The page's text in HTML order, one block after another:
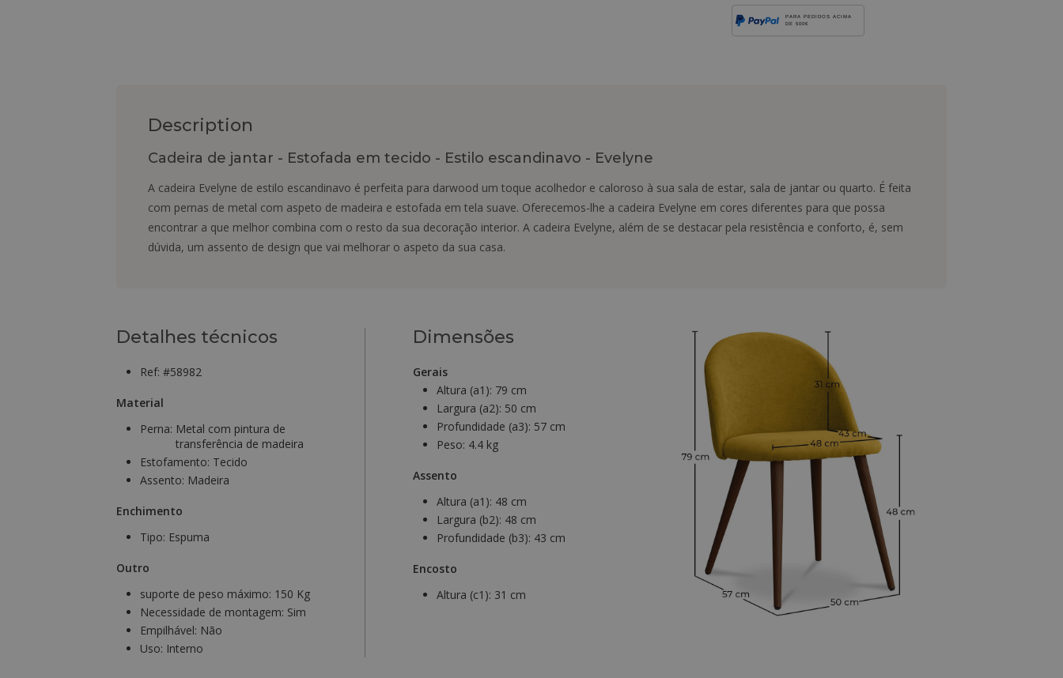
PARA PEDIDOS ACIMA
DE 500€
Description
Cadeira de jantar - Estofada em tecido - Estilo escandinavo - Evelyne
A cadeira Evelyne de estilo escandinavo é perfeita para darwood um toque acolhedor e caloroso à sua sala de estar, sala de jantar ou quarto. É feita
com pernas de metal com aspeto de madeira e estofada em tela suave. Oferecemos-lhe a cadeira Evelyne em cores diferentes para que possa
encontrar a que melhor combina com o resto da sua decoração interior. A cadeira Evelyne, além de se destacar pela resistência e conforto, é, sem
dúvida, um assento de design que vai melhorar o aspeto da sua casa.
Detalhes técnicos
Ref: #58982
Material
Perna: Metal com pintura de
transferência de madeira
Estofamento: Tecido
Assento: Madeira
Enchimento
Tipo: Espuma
Outro
suporte de peso máximo: 150 Kg
Necessidade de montagem: Sim
Empilhável: Não
Uso: Interno
Dimensões
Gerais
Altura (a1): 79 cm
Largura (a2): 50 cm
Profundidade (a3): 57 cm
Peso: 4.4 kg
Assento
Altura (a1): 48 cm
Largura (b2): 48 cm
Profundidade (b3): 43 cm
Encosto
Altura (c1): 31 cm